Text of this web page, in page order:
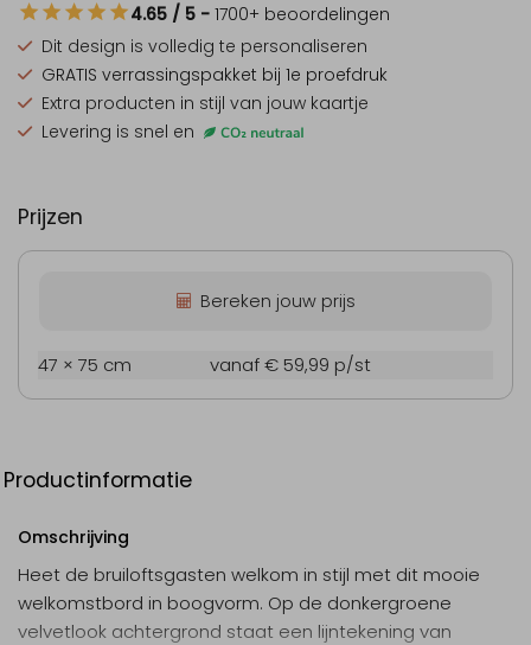
4.65 / 5 - 1700+ beoordelingen
Dit design is volledig te personaliseren
GRATIS verrassingspakket bij 1e proefdruk
Extra producten in stijl van jouw kaartje
Levering is snel en
Prijzen
Bereken jouw prijs
47 × 75 cm vanaf € 59,99 p/st
Productinformatie
Omschrijving
Heet de bruiloftsgasten welkom in stijl met dit mooie
welkomstbord in boogvorm. Op de donkergroene
velvetlook achtergrond staat een lijntekening van